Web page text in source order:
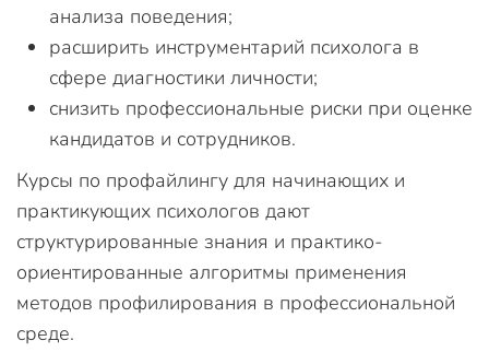
анализа поведения;
расширить инструментарий психолога в
сфере диагностики личности;
снизить профессиональные риски при оценке
кандидатов и сотрудников.
Курсы по профайлингу для начинающих и
практикующих психологов дают
структурированные знания и практико-
ориентированные алгоритмы применения
методов профилирования в профессиональной
среде.